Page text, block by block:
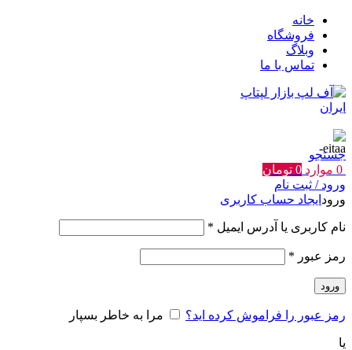
خانه
فروشگاه
وبلاگ
تماس با ما
جستجو
0 موارد 0 تومان
ورود / ثبت نام
ورود ایجاد حساب کاربری
نام کاربری یا آدرس ایمیل *
رمز عبور *
ورود
رمز عبور را فراموش کرده اید؟ مرا به خاطر بسپار
یا